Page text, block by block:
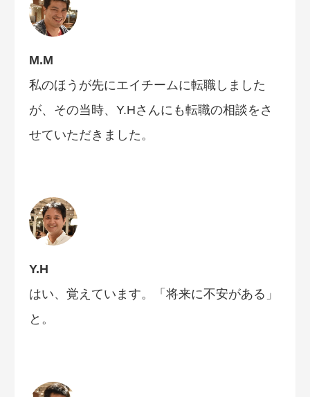
M.M
私のほうが先にエイチームに転職しました
が、その当時、Y.Hさんにも転職の相談をさ
せていただきました。
Y.H
はい、覚えています。「将来に不安がある」
と。